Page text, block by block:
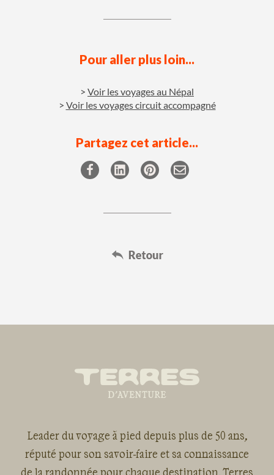
Pour aller plus loin...
Voir les voyages au Népal
Voir les voyages circuit accompagné
Partagez cet article...
Leader du voyage à pied depuis plus de 50 ans,
réputé pour son savoir-faire et sa connaissance
de la randonnée pour chaque destination, Terres